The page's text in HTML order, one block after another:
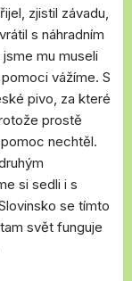
zjistil závadu,
s náhradním
mu museli
vážíme. S
pivo, za které
prostě
nechtěl.
si sedli i s
se tímto
svět funguje